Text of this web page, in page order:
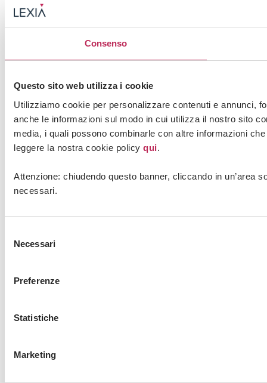
Consenso
Questo sito web utilizza i cookie
Utilizziamo cookie per personalizzare contenuti e annunci,
anche le informazioni sul modo in cui utilizza il nostro sito
media, i quali possono combinarle con altre informazioni
leggere la nostra cookie policy qui.
Attenzione: chiudendo questo banner, cliccando in un’area
necessari.
delNecessari
Preferenze
Statistiche
Marketing